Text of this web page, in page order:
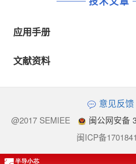
应用手册
文献资料
意见反馈
@2017 SEMIEE
闽公网安备
闽ICP备